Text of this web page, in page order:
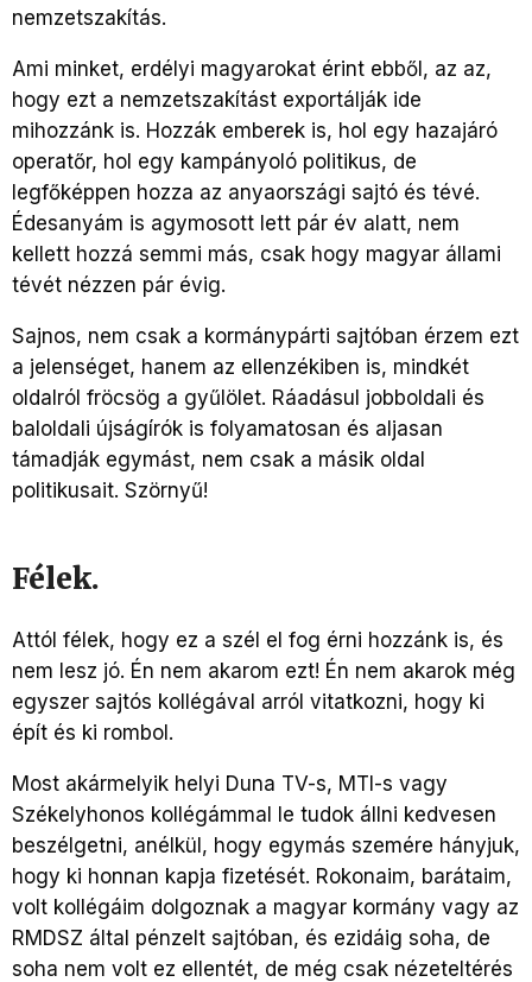
nemzetszakítás.
Ami minket, erdélyi magyarokat érint ebből, az az,
hogy ezt a nemzetszakítást exportálják ide
mihozzánk is. Hozzák emberek is, hol egy hazajáró
operatőr, hol egy kampányoló politikus, de
legfőképpen hozza az anyaországi sajtó és tévé.
Édesanyám is agymosott lett pár év alatt, nem
kellett hozzá semmi más, csak hogy magyar állami
tévét nézzen pár évig.
Sajnos, nem csak a kormánypárti sajtóban érzem ezt
a jelenséget, hanem az ellenzékiben is, mindkét
oldalról fröcsög a gyűlölet. Ráadásul jobboldali és
baloldali újságírók is folyamatosan és aljasan
támadják egymást, nem csak a másik oldal
politikusait. Szörnyű!
Félek.
Attól félek, hogy ez a szél el fog érni hozzánk is, és
nem lesz jó. Én nem akarom ezt! Én nem akarok még
egyszer sajtós kollégával arról vitatkozni, hogy ki
épít és ki rombol.
Most akármelyik helyi Duna TV-s, MTI-s vagy
Székelyhonos kollégámmal le tudok állni kedvesen
beszélgetni, anélkül, hogy egymás szemére hányjuk,
hogy ki honnan kapja fizetését. Rokonaim, barátaim,
volt kollégáim dolgoznak a magyar kormány vagy az
RMDSZ által pénzelt sajtóban, és ezidáig soha, de
soha nem volt ez ellentét, de még csak nézeteltérés